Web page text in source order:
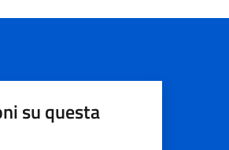
su questa